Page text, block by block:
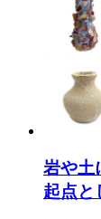
岩や土
起点と